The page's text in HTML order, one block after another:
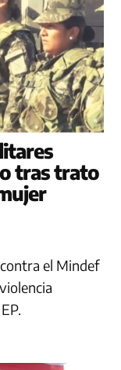
tras trato
el Mindef